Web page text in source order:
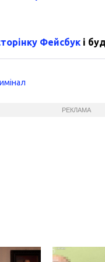
Фейсбук і
РЕКЛАМА